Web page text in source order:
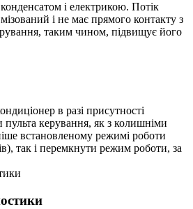
конденсатом і електрикою. Потік
і не має прямого контакту з
таким чином, підвищує його
в разі присутності
пульта керування, як з колишніми
встановленому режимі роботи
так і перемкнути режим роботи, за